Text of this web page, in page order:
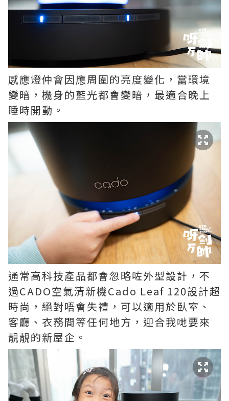
感應燈仲會因應周圍的亮度變化，當環境
變暗，機身的藍光都會變暗，最適合晚上
睡時開動。
通常高科技產品都會忽略咗外型設計，不
過CADO空氣清新機Cado Leaf 120設計超
時尚，絕對唔會失禮，可以適用於臥室、
客廳、衣務間等任何地方，迎合我哋要來
靚靚的新屋企。